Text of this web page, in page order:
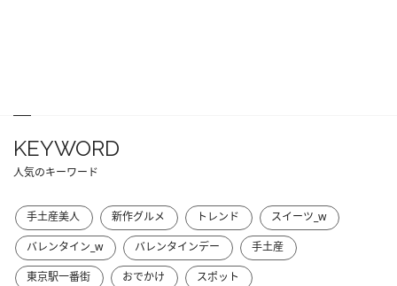
KEYWORD
人気のキーワード
手土産美人 新作グルメ トレンド
スイーツ_w
バレンタイン_w
バレンタインデー
手土産
東京駅一番街
おでかけ スポット